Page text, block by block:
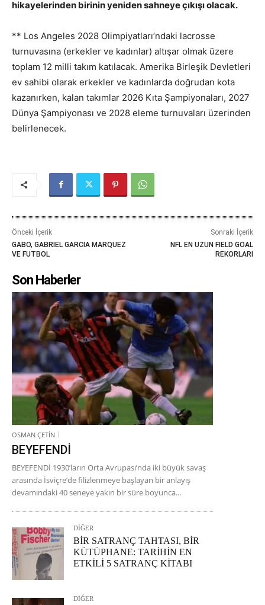
hikayelerinden birinin yeniden sahneye çıkışı olacak.
** Los Angeles 2028 Olimpiyatları’ndaki lacrosse
turnuvasına (erkekler ve kadınlar) altışar olmak üzere
toplam 12 milli takım katılacak. Amerika Birleşik Devletleri
ev sahibi olarak erkekler ve kadınlarda doğrudan kota
kazanırken, kalan takımlar 2026 Kıta Şampiyonaları, 2027
Dünya Şampiyonası ve 2028 eleme turnuvaları üzerinden
belirlenecek.
Önceki İçerik
GABO, GABRIEL GARCIA MARQUEZ
VE FUTBOL
Sonraki İçerik
NFL EN UZUN FIELD GOAL
REKORLARI
Son Haberler
OSMAN ÇETİN
BEYEFENDİ
BEYEFENDİ 1930’ların Orta Avrupası’nda iki büyük savaş
arasında İsviçre’de filizlenmeye başlayan bir anlayış
devamındaki 40 seneye yakın bir süre boyunca...
DİĞER
BİR SATRANÇ TAHTASI, BİR
KÜTÜPHANE: TARİHİN EN
ETKİLİ 5 SATRANÇ KİTABI
DİĞER